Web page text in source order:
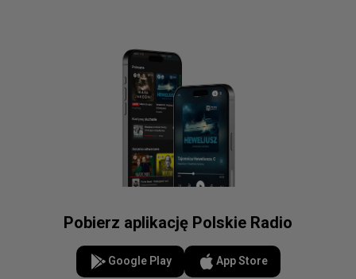
Pobierz aplikację Polskie Radio
Google Play App Store